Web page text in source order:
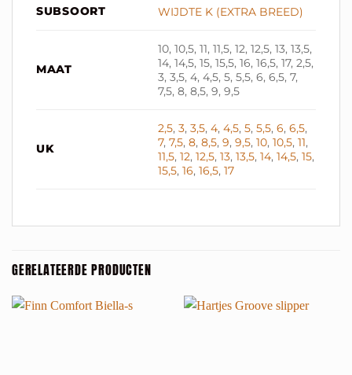
SUBSOORT WIJDTE K (EXTRA BREED)
MAAT
10, 10,5, 11, 11,5, 12, 12,5, 13, 13,5,
14, 14,5, 15, 15,5, 16, 16,5, 17, 2,5,
3, 3,5, 4, 4,5, 5, 5,5, 6, 6,5, 7,
7,5, 8, 8,5, 9, 9,5
UK
2,5,3,3,5,4,4,5,5,5,5,6,6,5,
7,7,5,8,8,5,9,9,5,10,10,5,11,
11,5,12,12,5,13,13,5,14,14,5,15,
15,5,16,16,5,17
GERELATEERDE PRODUCTEN